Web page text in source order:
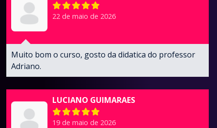
22 de maio de 2026
Muito bom o curso, gosto da didatica do professor
Adriano.
LUCIANO GUIMARAES
19 de maio de 2026